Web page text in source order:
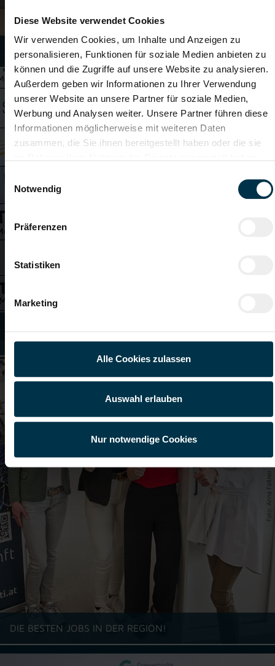
Diese Website verwendet Cookies
Wir verwenden Cookies, um Inhalte und Anzeigen zu
personalisieren, Funktionen für soziale Medien anbieten zu
können und die Zugriffe auf unsere Website zu analysieren.
Außerdem geben wir Informationen zu Ihrer Verwendung
unserer Website an unsere Partner für soziale Medien,
Werbung und Analysen weiter. Unsere Partner führen diese
Informationen möglicherweise mit weiteren Daten
zusammen, die Sie ihnen bereitgestellt haben oder die sie
Einwilligungsauswahl
Notwendig
Präferenzen
Statistiken
Marketing
Alle Cookies zulassen
Auswahl erlauben
Nur notwendige Cookies
FÜR DEN GUTEN ZWECK
ESCHRIEBEN!
DIE BESTEN JOBS IN DER REGION!